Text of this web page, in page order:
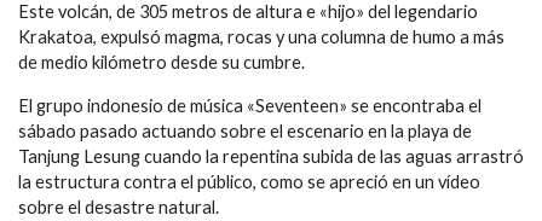
Este volcán, de 305 metros de altura e «hijo» del legendario
Krakatoa, expulsó magma, rocas y una columna de humo a más
de medio kilómetro desde su cumbre.
El grupo indonesio de música «Seventeen» se encontraba el
sábado pasado actuando sobre el escenario en la playa de
Tanjung Lesung cuando la repentina subida de las aguas arrastró
la estructura contra el público, como se apreció en un vídeo
sobre el desastre natural.